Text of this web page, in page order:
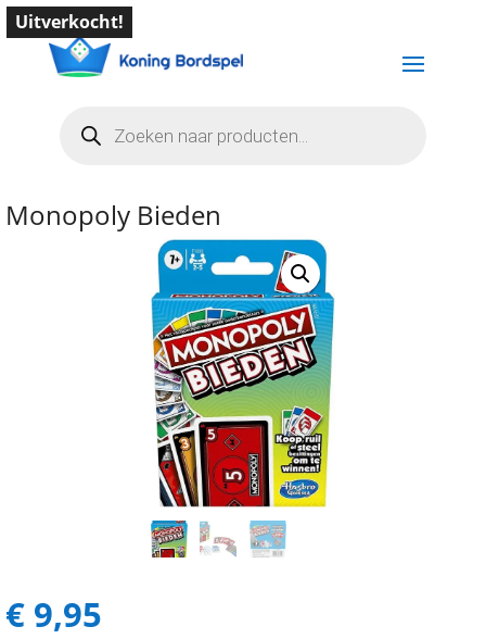
zoeken
Uitverkocht!
Monopoly Bieden
€ 9,95